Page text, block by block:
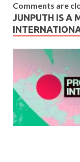
Comments are
JUNPUTH IS A